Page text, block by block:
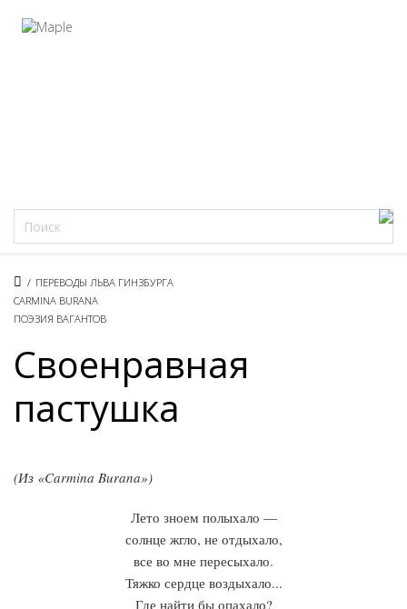
/ ПЕРЕВОДЫ ЛЬВА ГИНЗБУРГА
CARMINA BURANA
ПОЭЗИЯ ВАГАНТОВ
Своенравная
пастушка
(Из «Carmina Burana»)
Лето зноем полыхало —
солнце жгло, не отдыхало,
все во мне пересыхало.
Тяжко сердце воздыхало...
Где найти бы опахало?